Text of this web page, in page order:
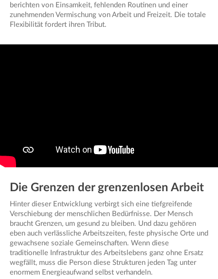
berichten von Einsamkeit, fehlenden Routinen und einer
zunehmenden Vermischung von Arbeit und Freizeit. Die totale
Flexibilität fordert ihren Tribut.
Die Grenzen der grenzenlosen Arbeit
Hinter dieser Entwicklung verbirgt sich eine tiefgreifende
Verschiebung der menschlichen Bedürfnisse. Der Mensch
braucht Grenzen, um gesund zu bleiben. Und dazu gehören
eben auch verlässliche Arbeitszeiten, feste physische Orte und
gewachsene soziale Gemeinschaften. Wenn diese
traditionelle Infrastruktur des Arbeitslebens ganz ohne Ersatz
wegfällt, muss die Person diese Strukturen jeden Tag unter
enormem Energieaufwand selbst verhandeln.